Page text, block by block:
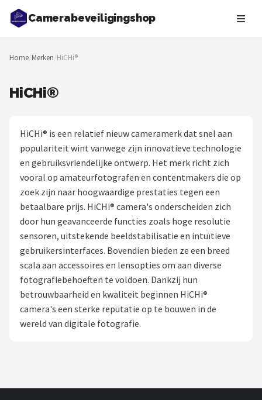
Camerabeveiligingshop
Zoeken
NAVIGATIE
Blog
Beveiligingscamera's
Camera Deurbellen
NAS
Shop
POPULAIRE MERKEN
Eufy
Home-Locking
Home/Merken/HiCHi®
HiCHi®
HiCHi® is een relatief nieuw cameramerk dat snel aan
populariteit wint vanwege zijn innovatieve technologie
en gebruiksvriendelijke ontwerp. Het merk richt zich
vooral op amateurfotografen en contentmakers die op
zoek zijn naar hoogwaardige prestaties tegen een
betaalbare prijs. HiCHi® camera's onderscheiden zich
door hun geavanceerde functies zoals hoge resolutie
sensoren, uitstekende beeldstabilisatie en intuïtieve
gebruikersinterfaces. Bovendien bieden ze een breed
scala aan accessoires en lensopties om aan diverse
fotografiebehoeften te voldoen. Dankzij hun
betrouwbaarheid en kwaliteit beginnen HiCHi®
camera's een sterke reputatie op te bouwen in de
wereld van digitale fotografie.